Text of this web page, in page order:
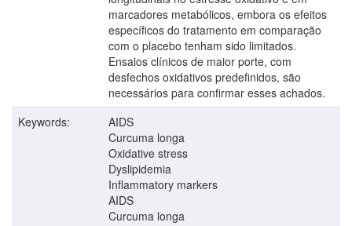
marcadores metabólicos, embora os efeitos
específicos do tratamento em comparação
com o placebo tenham sido limitados.
Ensaios clínicos de maior porte, com
desfechos oxidativos predefinidos, são
necessários para confirmar esses achados.
Keywords:
AIDS
Curcuma longa
Oxidative stress
Dyslipidemia
Inflammatory markers
AIDS
Curcuma longa